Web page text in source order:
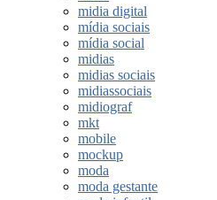
midia digital
mídia sociais
mídia social
midias
midias sociais
midiassociais
midiograf
mkt
mobile
mockup
moda
moda gestante